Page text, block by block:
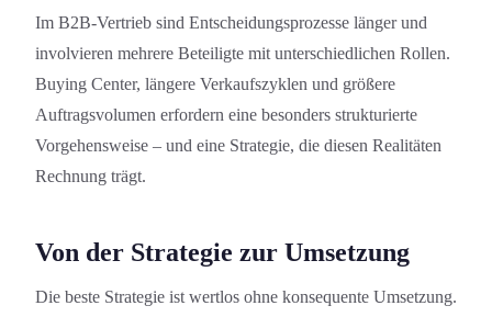
Im B2B-Vertrieb sind Entscheidungs­prozesse länger und
involvieren mehrere Beteiligte mit unterschiedlichen Rollen.
Buying Center, längere Verkaufszyklen und größere
Auftragsvolumen erfordern eine besonders strukturierte
Vorgehensweise – und eine Strategie, die diesen Realitäten
Rechnung trägt.
Von der Strategie zur Umsetzung
Die beste Strategie ist wertlos ohne konsequente Umsetzung.